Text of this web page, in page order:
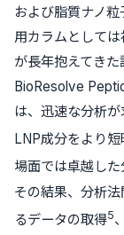
および脂質ナノ粒
用カラムとして
が長年抱えてきた
BioResolve
は、迅速な分析
LNP成分をより
場面では卓越し
その結果、分析
るデータの取得5